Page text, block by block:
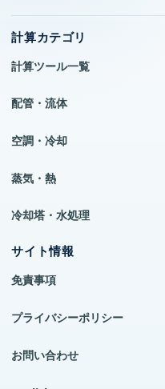
計算カテゴリ
計算ツール一覧
配管・流体
空調・冷却
蒸気・熱
冷却塔・水処理
サイト情報
免責事項
プライバシーポリシー
お問い合わせ